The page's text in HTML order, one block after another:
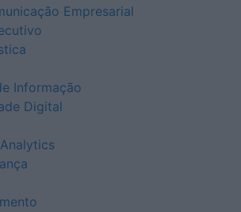
Empresarial
Informação
Digital